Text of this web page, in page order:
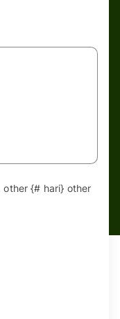
{# hari} other